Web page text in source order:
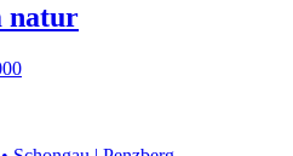
natur